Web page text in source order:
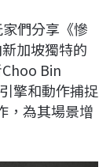
們分享《慘
加坡獨特的
Bin
擎和動作捕捉
，為其場景增